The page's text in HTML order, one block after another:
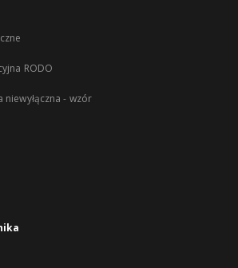
RODO
niewyłączna - wzór